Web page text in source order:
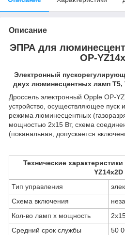
Описание
ЭПРА для
OP-
Электронный
двух люминесцентных ламп
Дроссель электронный Opple OP-
устройство, осуществляющее пуск
режима люминесцентных
мощностью 2х15 Вт, схема
(поканальная, допускается
Технические
YZ14x2D
Тип управления
Схема включения
Кол-во ламп х мощность
Средний срок службы
50